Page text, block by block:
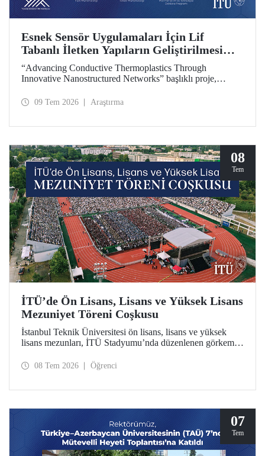
Esnek Sensör Uygulamaları İçin Lif
Tabanlı İletken Yapıların Geliştirilmesi
Projesine YÖK-ADEP Desteği
“Advancing Conductive Thermoplastics Through
Innovative Nanostructured Networks” başlıklı proje,
Araştırma Üniversiteleri Destek Programı (ADEP)
Malzeme Mühendisliği Bölümü öğretim üyesi Prof. Dr.
Mohammadreza Nofar yapıyor.
09 Tem 2026 Araştırma
08
Tem
İTÜ’de Ön Lisans, Lisans ve Yüksek Lisans
Mezuniyet Töreni Coşkusu
İstanbul Teknik Üniversitesi ön lisans, lisans ve yüksek
lisans mezunları, İTÜ Stadyumu’nda düzenlenen görkemli
08 Tem 2026 Öğrenci
07
Tem